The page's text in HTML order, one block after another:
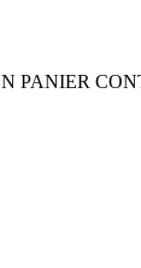
PANIER